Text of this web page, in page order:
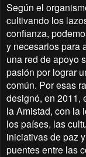
Según el
cultivando los
confianza,
y necesarios para
una red de apoyo
pasión por lograr
común. Por esas
designó, en 2011,
la Amistad, con la
los países, las
iniciativas de paz
puentes entre las